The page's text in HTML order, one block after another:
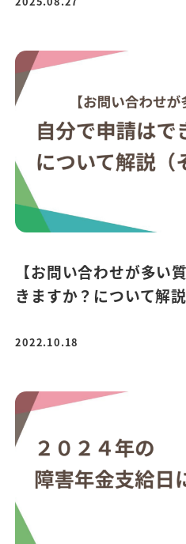
【お問い合わせが多い
きますか？について解
2022.10.18